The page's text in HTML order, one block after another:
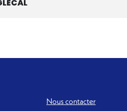
Nous contacter